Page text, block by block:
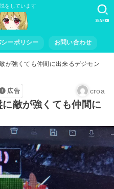
をしています
ーポリシー お問い合わせ
SEARCH
が強くても仲間に出来るデジモン
広告 croa
敵が強くても仲間に